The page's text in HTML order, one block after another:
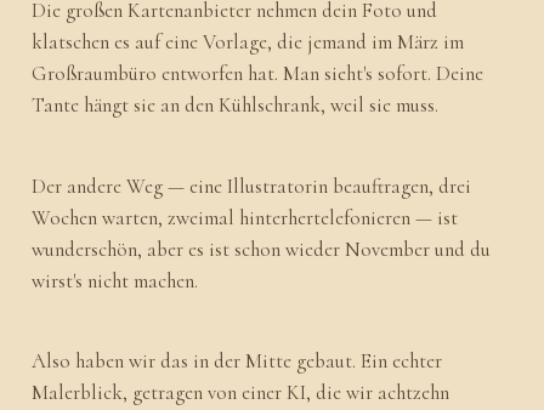
Die großen Kartenanbieter nehmen dein Foto und
klatschen es auf eine Vorlage, die jemand im März im
Großraumbüro entworfen hat. Man sieht's sofort. Deine
Tante hängt sie an den Kühlschrank, weil sie muss.
Der andere Weg — eine Illustratorin beauftragen, drei
Wochen warten, zweimal hinterhertelefonieren — ist
wunderschön, aber es ist schon wieder November und du
wirst's nicht machen.
Also haben wir das in der Mitte gebaut. Ein echter
Malerblick, getragen von einer KI, die wir achtzehn